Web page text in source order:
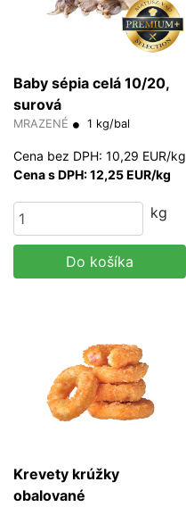
Baby sépia celá 10/20,
surová
MRAZENÉ 1 kg/bal
Cena bez DPH: 10,29 EUR/kg
Cena s DPH: 12,25 EUR/kg
kg
Do košíka
Krevety krúžky
obalované